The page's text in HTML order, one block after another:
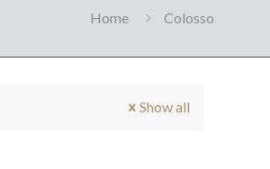
Home Colosso
Show all